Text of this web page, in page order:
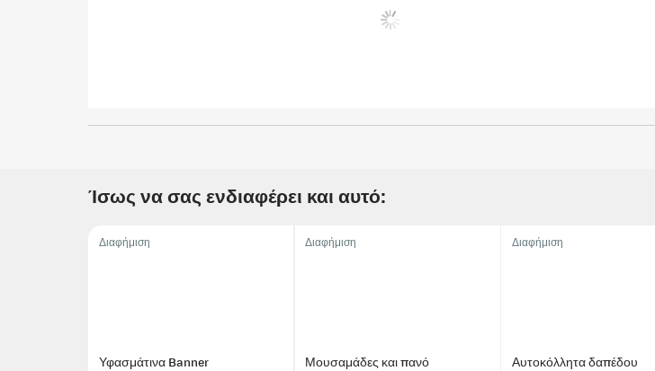
Ίσως να σας ενδιαφέρει και αυτό:
Διαφήμιση
Υφασμάτινα Banner
Διαφήμιση
Μουσαμάδες και πανό
Διαφήμιση
Αυτοκόλλητα δαπέδου